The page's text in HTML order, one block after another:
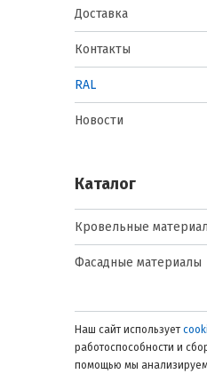
Доставка
Контакты
RAL
Новости
Каталог
Кровельные
Фасадные материалы
Наш сайт использует
работоспособности и
помощью мы